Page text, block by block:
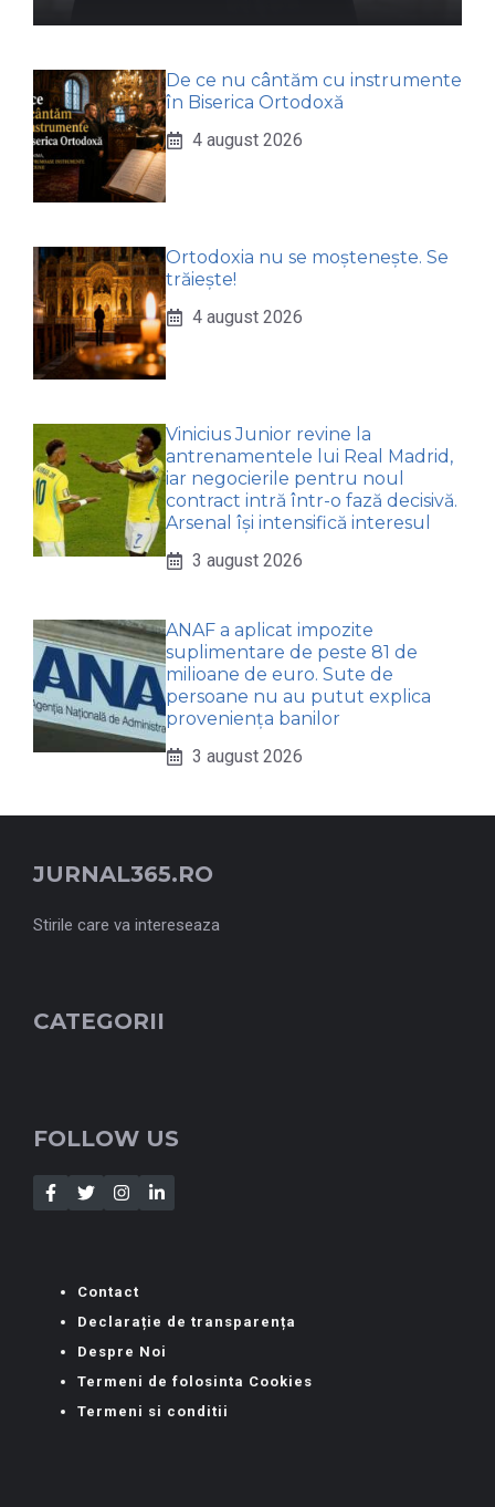
De ce nu cântăm cu instrumente
în Biserica Ortodoxă
4 august 2026
Ortodoxia nu se moștenește. Se
trăiește!
4 august 2026
Vinicius Junior revine la
antrenamentele lui Real Madrid,
iar negocierile pentru noul
contract intră într-o fază decisivă.
Arsenal își intensifică interesul
3 august 2026
ANAF a aplicat impozite
suplimentare de peste 81 de
milioane de euro. Sute de
persoane nu au putut explica
proveniența banilor
3 august 2026
JURNAL365.RO
Stirile care va intereseaza
CATEGORII
FOLLOW US
Contact
Declarație de transparența
Despre Noi
Termeni de folosinta Cookies
Termeni si conditii